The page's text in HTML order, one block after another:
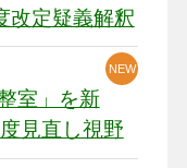
改定疑義解釈
室」を新
見直し視野
NEW